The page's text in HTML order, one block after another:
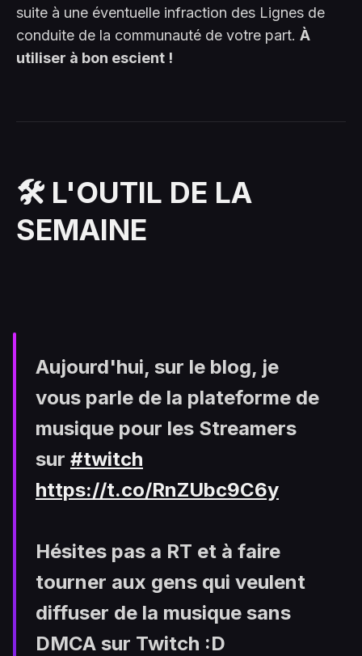
suite à une éventuelle infraction des Lignes de
conduite de la communauté de votre part. À
utiliser à bon escient !
🛠️ L'OUTIL DE LA
SEMAINE
Aujourd'hui, sur le blog, je
vous parle de la plateforme de
musique pour les Streamers
sur #twitch
https://t.co/RnZUbc9C6y
Hésites pas a RT et à faire
tourner aux gens qui veulent
diffuser de la musique sans
DMCA sur Twitch :D